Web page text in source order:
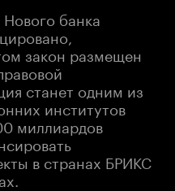
банка
закон размещен
станет одним из
институтов
миллиардов
в странах БРИКС